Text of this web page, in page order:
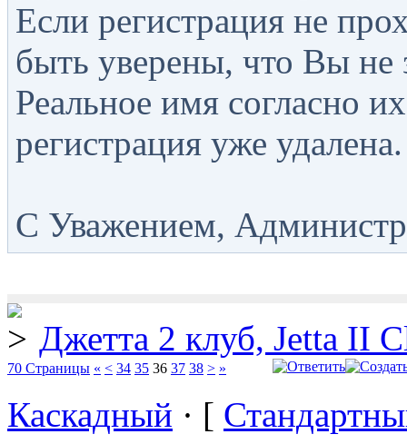
Если регистрация не
быть уверены, что Вы не
Реальное имя согласно
регистрация уже удалена.
С Уважением,
Джетта 2 клуб, Jetta II
70 Страницы « < 34 35 36 37 38 > »
Каскадный · [